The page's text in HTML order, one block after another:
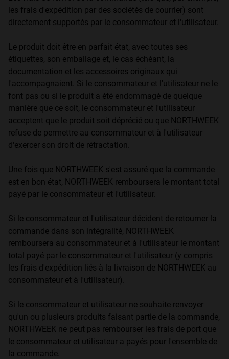
les frais d'expédition par des sociétés de courrier) sont
directement supportés par le consommateur et l'utilisateur.
Le produit doit être en parfait état, avec toutes ses
étiquettes, son emballage et, le cas échéant, la
documentation et les accessoires originaux qui
l'accompagnaient. Si le consommateur et l'utilisateur ne le
font pas ou si le produit a été endommagé de quelque
manière que ce soit, le consommateur et l'utilisateur
acceptent que le produit soit déprécié ou que NORTHWEEK
refuse de permettre au consommateur et à l'utilisateur
d'exercer son droit de rétractation.
Une fois que NORTHWEEK s'est assuré que la commande
est en bon état, NORTHWEEK remboursera le montant total
payé par le consommateur et l'utilisateur.
Si le consommateur et l'utilisateur décident de retourner la
commande dans son intégralité, NORTHWEEK
remboursera au consommateur et à l'utilisateur le montant
total payé par le consommateur et l'utilisateur (y compris
les frais d'expédition liés à la livraison de NORTHWEEK au
consommateur et à l'utilisateur).
Si le consommateur et utilisateur ne souhaite renvoyer
qu'un ou plusieurs produits faisant partie de la commande,
NORTHWEEK ne peut pas rembourser les frais de port que
le consommateur et utilisateur a payés pour l'ensemble de
la commande.